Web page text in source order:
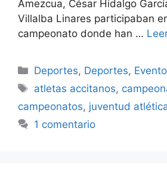
Amezcua, César Hidalgo
Villalba Linares participaban
campeonato donde han …
Categorías
Deportes, Deportes,
Etiquetas
atletas accitanos,
campeonatos, juventud
1 comentario